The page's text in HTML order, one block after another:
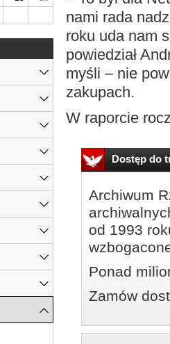
nami rada
roku uda nam
powiedział
myśli – nie
zakupach.
W raporcie
Dostęp do
Archiwum
od 1993
Ponad
Zamów